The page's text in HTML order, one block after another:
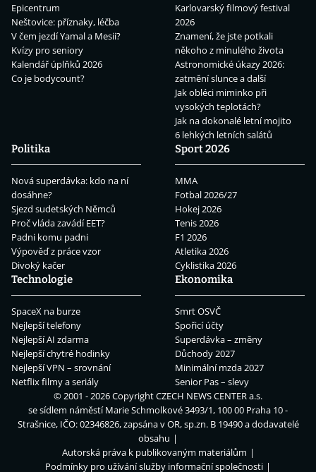
Epicentrum
Neštovice: příznaky, léčba
V čem jezdí Yamal a Mesii?
Kvízy pro seniory
Kalendář úplňků 2026
Co je bodycount?
Karlovarský filmový festival
2026
Znamení, že jste potkali
někoho z minulého života
Astronomické úkazy 2026:
zatmění slunce a další
Jak obléci miminko při
vysokých teplotách?
Jak na dokonalé letní mojito
6 lehkých letních salátů
Politika
Nová superdávka: kdo na ní
dosáhne?
Sjezd sudetských Němců
Proč vláda zavádí EET?
Padni komu padni
Výpověď z práce vzor
Divoký kačer
Sport 2026
MMA
Fotbal 2026/27
Hokej 2026
Tenis 2026
F1 2026
Atletika 2026
Cyklistika 2026
Technologie
SpaceX na burze
Nejlepší telefony
Nejlepší AI zdarma
Nejlepší chytré hodinky
Nejlepší VPN – srovnání
Netflix filmy a seriály
Ekonomika
Smrt OSVČ
Spořicí účty
Superdávka – změny
Důchody 2027
Minimální mzda 2027
Senior Pas – slevy
© 2001 - 2026 CopyrightCZECH NEWS CENTER a.s.
se sídlem náměstí Marie Schmolkové 3493/1, 100 00 Praha 10 -
Strašnice, IČO: 02346826, zapsána v OR, sp.zn. B 19490 a dodavatelé
obsahu
Autorská práva k publikovaným materiálům
Podmínky pro užívání služby informační společnosti